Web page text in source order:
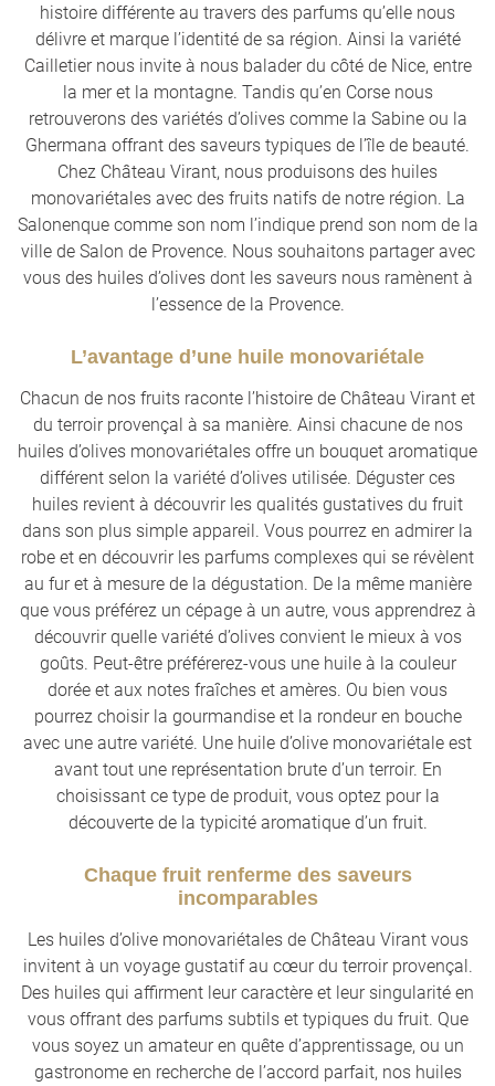
histoire différente au travers des parfums qu’elle nous
délivre et marque l’identité de sa région. Ainsi la variété
Cailletier nous invite à nous balader du côté de Nice, entre
la mer et la montagne. Tandis qu’en Corse nous
retrouverons des variétés d’olives comme la Sabine ou la
Ghermana offrant des saveurs typiques de l’île de beauté.
Chez Château Virant, nous produisons des huiles
monovariétales avec des fruits natifs de notre région. La
Salonenque comme son nom l’indique prend son nom de la
ville de Salon de Provence. Nous souhaitons partager avec
vous des huiles d’olives dont les saveurs nous ramènent à
l’essence de la Provence.
L’avantage d’une huile monovariétale
Chacun de nos fruits raconte l’histoire de Château Virant et
du terroir provençal à sa manière. Ainsi chacune de nos
huiles d’olives monovariétales offre un bouquet aromatique
différent selon la variété d’olives utilisée. Déguster ces
huiles revient à découvrir les qualités gustatives du fruit
dans son plus simple appareil. Vous pourrez en admirer la
robe et en découvrir les parfums complexes qui se révèlent
au fur et à mesure de la dégustation. De la même manière
que vous préférez un cépage à un autre, vous apprendrez à
découvrir quelle variété d’olives convient le mieux à vos
goûts. Peut-être préférerez-vous une huile à la couleur
dorée et aux notes fraîches et amères. Ou bien vous
pourrez choisir la gourmandise et la rondeur en bouche
avec une autre variété. Une huile d’olive monovariétale est
avant tout une représentation brute d’un terroir. En
choisissant ce type de produit, vous optez pour la
découverte de la typicité aromatique d’un fruit.
Chaque fruit renferme des saveurs
incomparables
Les huiles d’olive monovariétales de Château Virant vous
invitent à un voyage gustatif au cœur du terroir provençal.
Des huiles qui affirment leur caractère et leur singularité en
vous offrant des parfums subtils et typiques du fruit. Que
vous soyez un amateur en quête d’apprentissage, ou un
gastronome en recherche de l’accord parfait, nos huiles